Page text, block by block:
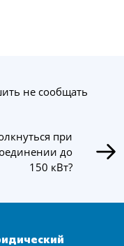
не сообщать
при
до
150 кВт?